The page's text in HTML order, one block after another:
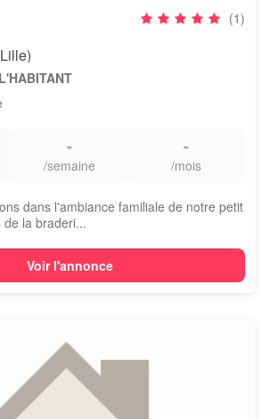
(1)
-
/semaine
-
/mois
dans l'ambiance familiale de notre petit
la braderi...
Voir l'annonce